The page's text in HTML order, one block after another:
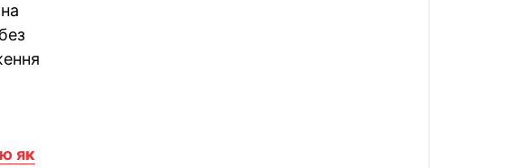
як